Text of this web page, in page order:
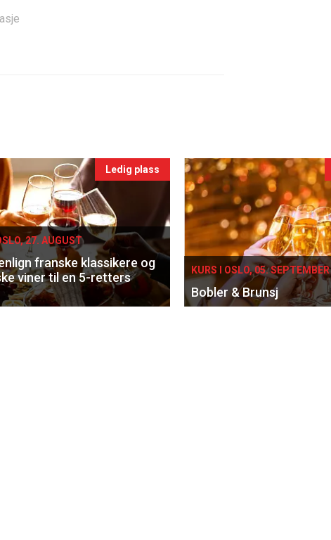
Ledig plass
27. AUGUST
franske klassikere og
viner til en 5-retters
KURS I OSLO, 05. SEPTEMBER
Bobler & Brunsj